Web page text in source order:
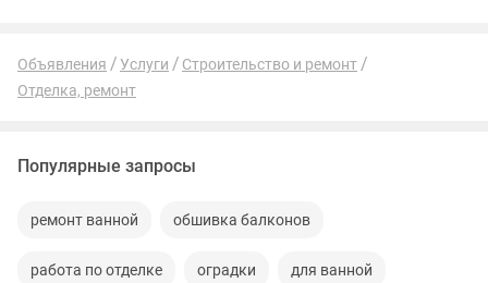
Объявления Услуги
Строительство и ремонт
Отделка, ремонт
Популярные запросы
ремонт ванной обшивка балконов
работа по отделке оградки для ванной